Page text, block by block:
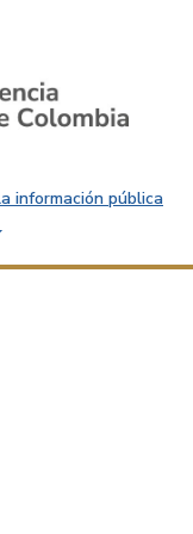
información pública